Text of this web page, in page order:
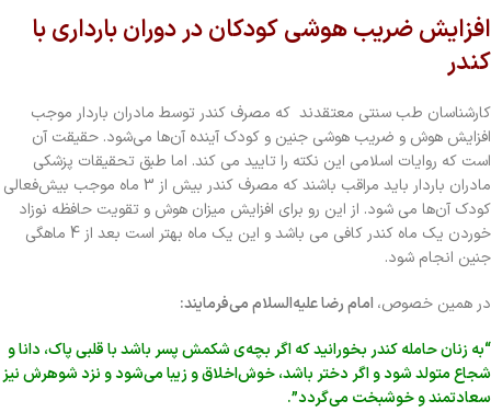
افزایش ضریب هوشی کودکان در دوران بارداری با
کندر
کارشناسان طب سنتی معتقدند که مصرف کندر توسط مادران باردار موجب
افزایش هوش و ضریب هوشی جنین و کودک آینده آن‌ها می‌شود. حقیقت آن
است که روایات اسلامی این نکته را تایید می کند. اما طبق تحقیقات پزشکی
مادران باردار باید مراقب باشند که مصرف کندر بیش از 3 ماه موجب بیش‌فعالی
کودک آن‌ها می شود. از این رو برای افزایش میزان هوش و تقویت حافظه نوزاد
خوردن یک ماه کندر کافی می باشد و این یک ماه بهتر است بعد از 4 ماهگی
جنین انجام شود.
در همین خصوص، امام رضا علیه‌السلام می‌فرمایند:
“به زنان حامله کندر بخورانید که اگر بچه‌ی شکمش پسر باشد با قلبی پاک، دانا و
شجاع متولد شود و اگر دختر باشد، خوش‌اخلاق و زیبا می‌شود و نزد شوهرش نیز
سعادتمند و خوشبخت می‌گردد”.